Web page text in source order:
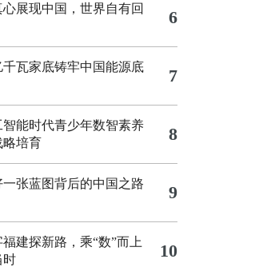
心展现中国，世界自有回
6
千瓦家底铸牢中国能源底
7
智能时代青少年数智素养
略培育
8
一张蓝图背后的中国之路 9
建探新路，乘“数”而上
时
10